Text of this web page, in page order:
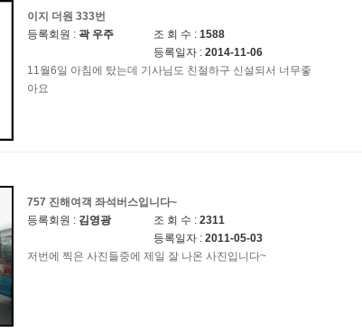
이지 더원 333번
등록회원 : 곽 우주 조 회 수 : 1588
등록일자 : 2014-11-06
11월6일 아침에 탔는데 기사님도 친절하구 신설되서 너무좋
아요
757 진해여객 좌석버스입니다~
등록회원 : 김영광 조 회 수 : 2311
등록일자 : 2011-05-03
저번에 찍은 사진들중에 제일 잘 나온 사진입니다~